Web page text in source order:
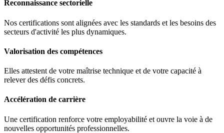
Reconnaissance sectorielle
Nos certifications sont alignées avec les standards et les besoins des
secteurs d'activité les plus dynamiques.
Valorisation des compétences
Elles attestent de votre maîtrise technique et de votre capacité à
relever des défis concrets.
Accélération de carrière
Une certification renforce votre employabilité et ouvre la voie à de
nouvelles opportunités professionnelles.